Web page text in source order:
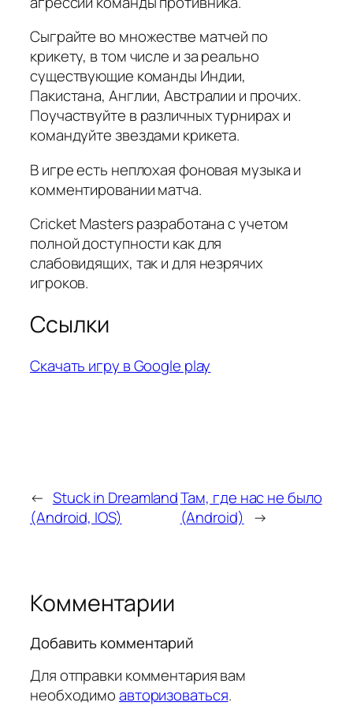
Сыграйте во множестве матчей по
крикету, в том числе и за реально
существующие команды Индии,
Пакистана, Англии, Австралии и прочих.
Поучаствуйте в различных турнирах и
командуйте звездами крикета.
В игре есть неплохая фоновая музыка и
комментировании матча.
Cricket Masters разработана с учетом
полной доступности как для
слабовидящих, так и для незрячих
игроков.
Ссылки
Скачать игру в Google play
← Stuck in Dreamland
(Android, IOS)
Там, где нас не было
(Android) →
Комментарии
Добавить комментарий
Для отправки комментария вам
необходимоавторизоваться.